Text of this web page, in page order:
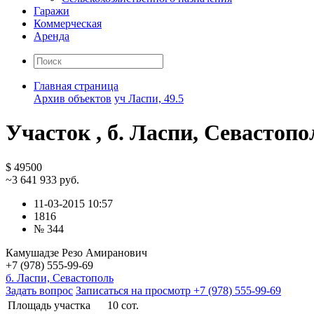
Гаражи
Коммерческая
Аренда
Главная страница
Архив объектов уч Ласпи, 49.5
Участок , б. Ласпи,
$ 49500
~3 641 933 руб.
11-03-2015 10:57
1816
№ 344
Камушадзе Резо Амиранович
+7 (978) 555-99-69
б. Ласпи, Севастополь
Задать вопрос Записаться на просмотр +7 (978) 555-99-69
Площадь участка
10 сот.